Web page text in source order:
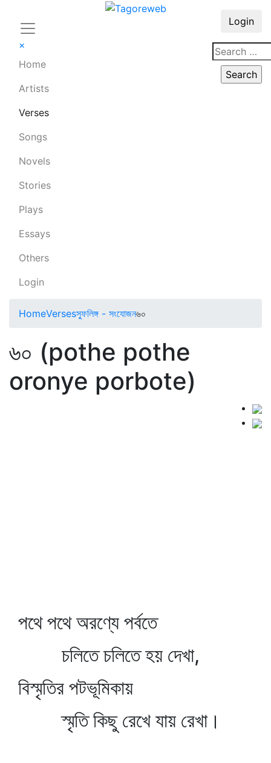
×
Home
Artists
Verses
Songs
Novels
Stories
Plays
Essays
Others
Login
Login
HomeVersesস্ফুলিঙ্গ - সংযোজন৬০
৬০ (pothe pothe
oronye porbote)
পথে পথে অরণ্যে পর্বতে
চলিতে চলিতে হয় দেখা,
বিস্মৃতির পটভূমিকায়
স্মৃতি কিছু রেখে যায় রেখা।